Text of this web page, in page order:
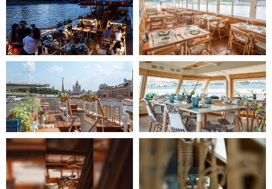
Причалы на карте
Маршрут прогулки по Москве